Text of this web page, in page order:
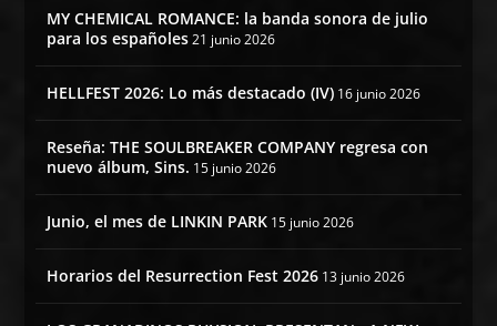
MY CHEMICAL ROMANCE: la banda sonora de julio
para los españoles 21 junio 2026
HELLFEST 2026: Lo más destacado (IV) 16 junio 2026
Reseña: THE SOULBREAKER COMPANY regresa con
nuevo álbum, Sins. 15 junio 2026
Junio, el mes de LINKIN PARK 15 junio 2026
Horarios del Resurrection Fest 2026 13 junio 2026